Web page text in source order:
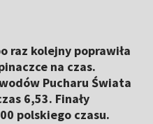
raz kolejny poprawiła
na czas.
Pucharu Świata
6,53. Finały
polskiego czasu.